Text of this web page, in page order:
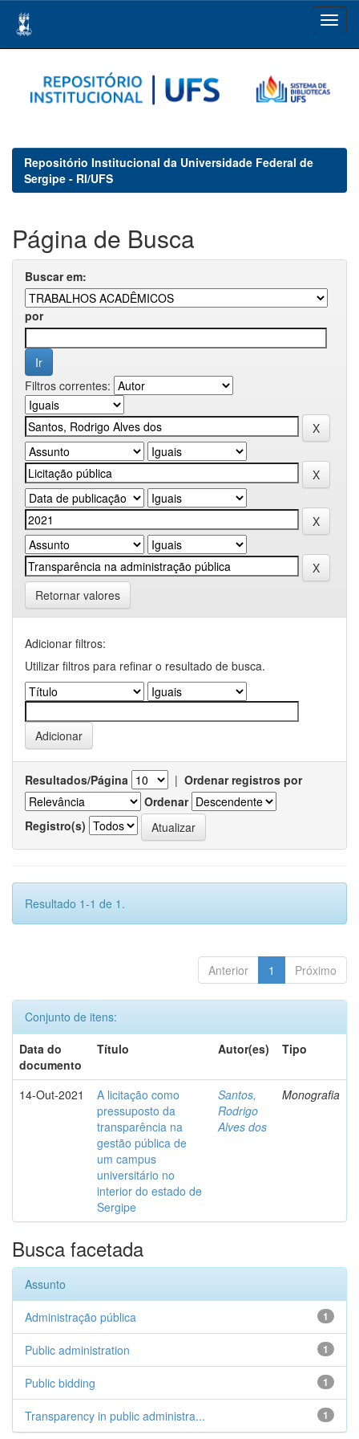
navigation
Repositório Institucional da Universidade Federal de
Sergipe - RI/UFS
Página de Busca
Buscar em:
por
Filtros correntes:
Retornar valores
Adicionar filtros:
Utilizar filtros para refinar o resultado de busca.
Resultados/Página | Ordenar registros por
Ordenar
Registro(s)
Resultado 1-1 de 1.
Anterior 1 Próximo
Conjunto de itens:
Data do
documento
Título Autor(es) Tipo
14-Out-2021
A licitação como
pressuposto da
transparência na
gestão pública de
um campus
universitário no
interior do estado de
Sergipe
Santos,
Rodrigo
Alves dos
Monografia
Busca facetada
Assunto
1
Administração pública
1
Public administration
1
Public bidding
1
Transparency in public administra...